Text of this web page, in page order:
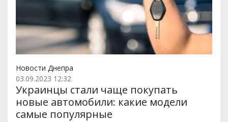
Новости Днепра
03.09.2023 12:32
Украинцы стали чаще покупать
новые автомобили: какие модели
самые популярные